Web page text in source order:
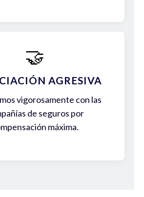
🤝
AGRESIVA
vigorosamente con las
de seguros por
máxima.